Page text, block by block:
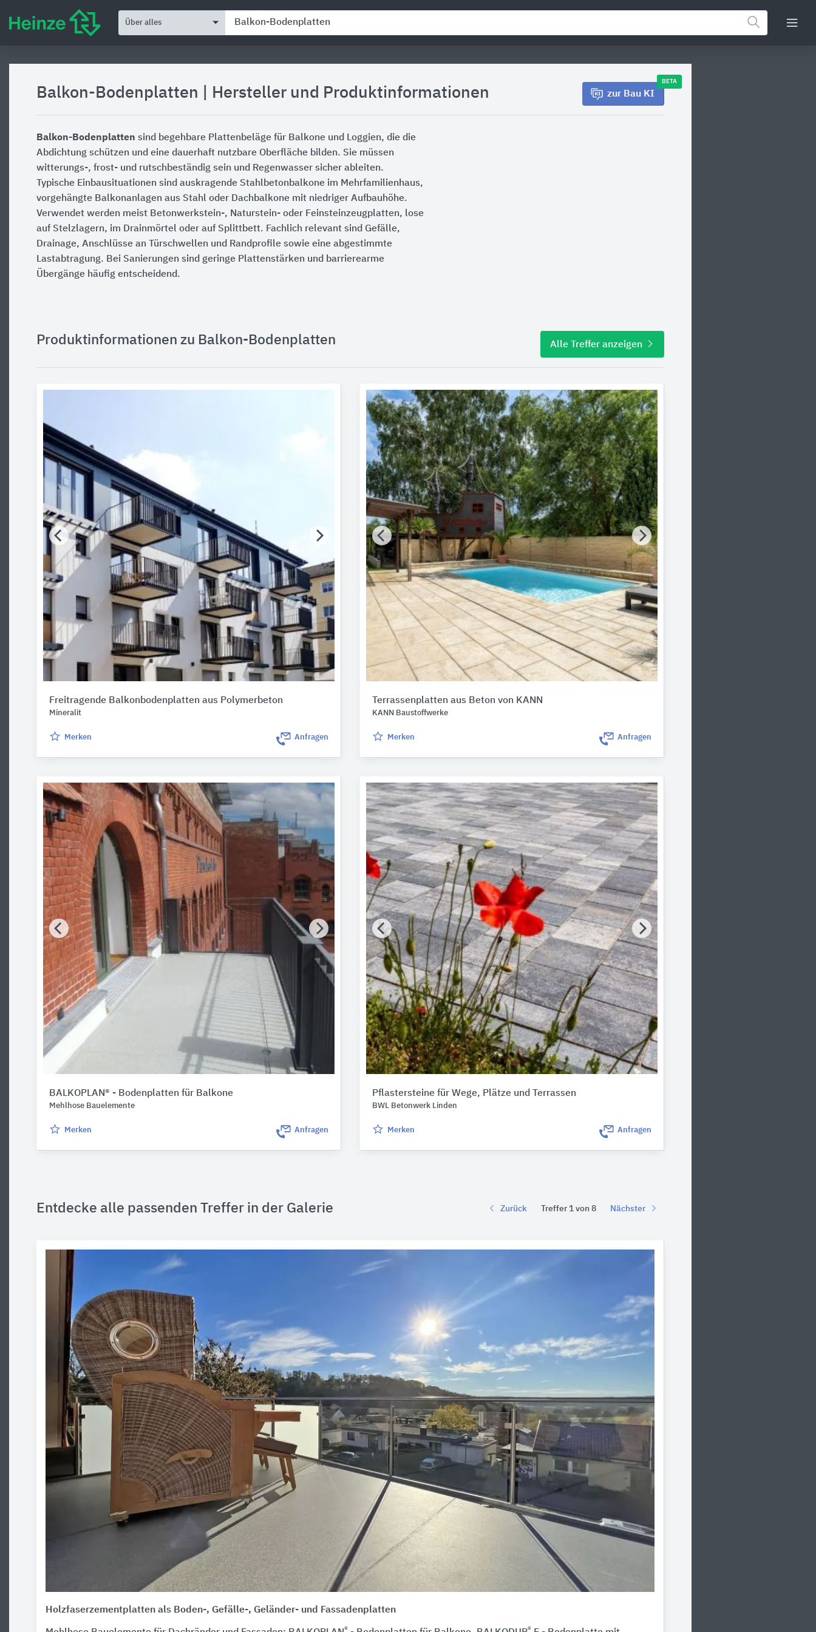
Über alles
Balkon-Bodenplatten Hersteller und Produktinformationen zur Bau KI
BETA
Balkon-Bodenplatten sind begehbare Plattenbeläge für Balkone und Loggien, die die
Abdichtung schützen und eine dauerhaft nutzbare Oberfläche bilden. Sie müssen
witterungs-, frost- und rutschbeständig sein und Regenwasser sicher ableiten.
Typische Einbausituationen sind auskragende Stahlbetonbalkone im Mehrfamilienhaus,
vorgehängte Balkonanlagen aus Stahl oder Dachbalkone mit niedriger Aufbauhöhe.
Verwendet werden meist Betonwerkstein-, Naturstein- oder Feinsteinzeugplatten, lose
auf Stelzlagern, im Drainmörtel oder auf Splittbett. Fachlich relevant sind Gefälle,
Drainage, Anschlüsse an Türschwellen und Randprofile sowie eine abgestimmte
Lastabtragung. Bei Sanierungen sind geringe Plattenstärken und barrierearme
Übergänge häufig entscheidend.
Produktinformationen zu Balkon-Bodenplatten Alle Treffer anzeigen
Freitragende Balkonbodenplatten aus Polymerbeton
Mineralit
Merken Anfragen
Terrassenplatten aus Beton von KANN
KANN Baustoffwerke
Merken Anfragen
BALKOPLAN® - Bodenplatten für Balkone
Mehlhose Bauelemente
Merken Anfragen
Pflastersteine für Wege, Plätze und Terrassen
BWL Betonwerk Linden
Merken Anfragen
Entdecke alle passenden Treffer in der Galerie Zurück Treffer 1 von 8 Nächster
Holzfaserzementplatten als Boden-, Gefälle-, Geländer- und Fassadenplatten
® ®